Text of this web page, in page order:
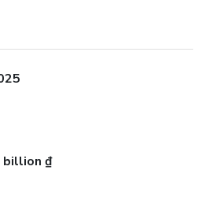
billion ₫